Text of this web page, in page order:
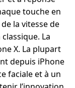
touche en
la vitesse de
La
X. La plupart
depuis iPhone
faciale et à un